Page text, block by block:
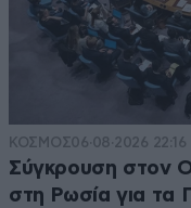
ΚΟΣΜΟΣ06·08·2026 22:16
Σύγκρουση στον
στη Ρωσία για τα